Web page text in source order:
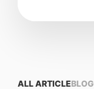
ALL ARTICLEBLOG